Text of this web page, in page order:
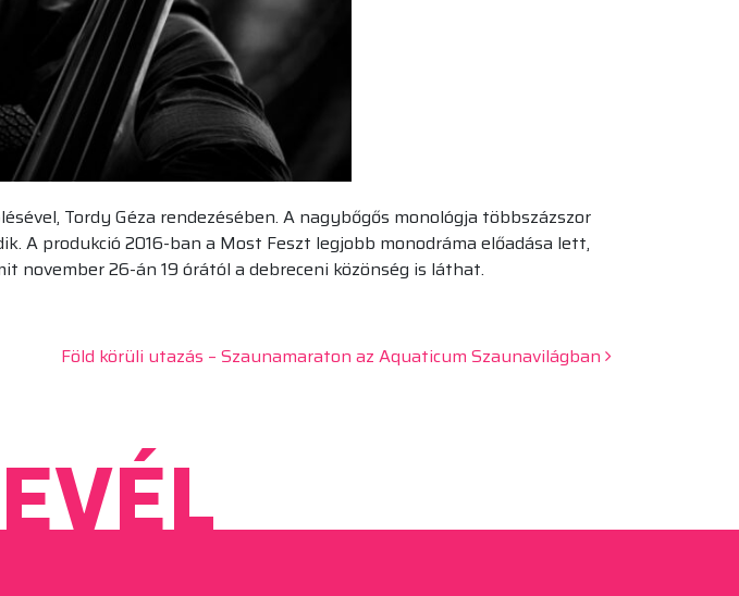
Tordy Géza rendezésében. A nagybőgős monológja többszázszor
A produkció 2016-ban a Most Feszt legjobb monodráma előadása lett,
november 26-án 19 órától a debreceni közönség is láthat.
Föld körüli utazás – Szaunamaraton az Aquaticum Szaunavilágban